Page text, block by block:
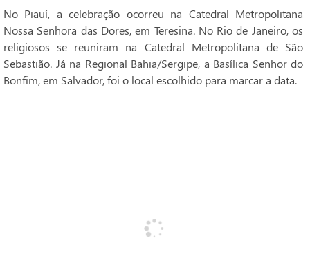
No Piauí, a celebração ocorreu na Catedral Metropolitana
Nossa Senhora das Dores, em Teresina. No Rio de Janeiro, os
religiosos se reuniram na Catedral Metropolitana de São
Sebastião. Já na Regional Bahia/Sergipe, a Basílica Senhor do
Bonfim, em Salvador, foi o local escolhido para marcar a data.